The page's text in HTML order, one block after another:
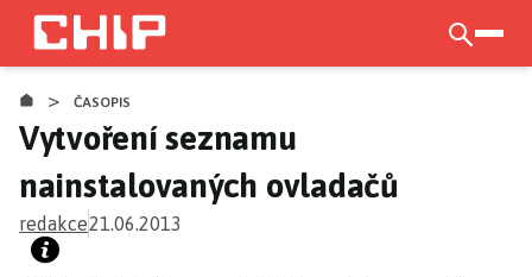
Přejít
hlavnímu
obsahu
> ČASOPIS
Vytvoření seznamu
nainstalovaných ovladačů
redakce21.06.2013